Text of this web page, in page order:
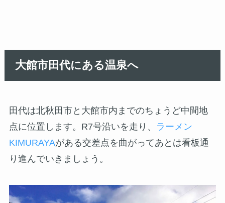
大館市田代にある温泉へ
田代は北秋田市と大館市内までのちょうど中間地
点に位置します。R7号沿いを走り、
ラーメン
KIMURAYAがある交差点を曲がってあとは看板通
り進んでいきましょう。